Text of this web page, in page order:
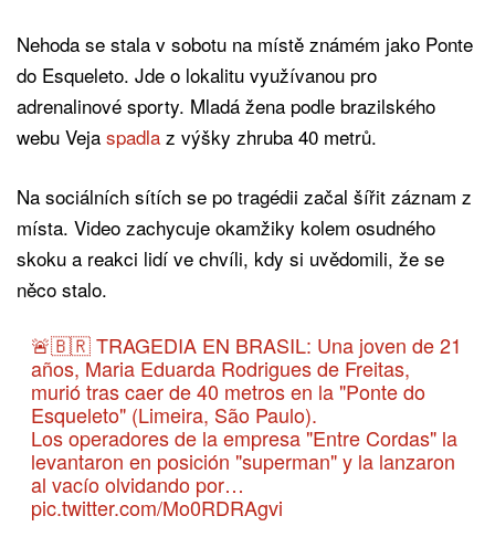
Nehoda se stala v sobotu na místě známém jako Ponte
do Esqueleto. Jde o lokalitu využívanou pro
adrenalinové sporty. Mladá žena podle brazilského
webu Veja spadla z výšky zhruba 40 metrů.
Na sociálních sítích se po tragédii začal šířit záznam z
místa. Video zachycuje okamžiky kolem osudného
skoku a reakci lidí ve chvíli, kdy si uvědomili, že se
něco stalo.
🚨🇧🇷 TRAGEDIA EN BRASIL: Una joven de 21
años, Maria Eduarda Rodrigues de Freitas,
murió tras caer de 40 metros en la "Ponte do
Esqueleto" (Limeira, São Paulo).
Los operadores de la empresa "Entre Cordas" la
levantaron en posición "superman" y la lanzaron
al vacío olvidando por…
pic.twitter.com/Mo0RDRAgvi